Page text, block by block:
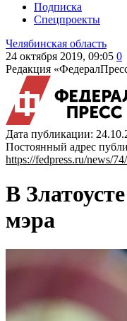
Подписка
Спецпроекты
Челябинская область
24 октября 2019, 09:05 0
Редакция
Дата публикации:
Постоянный адрес
https://fedpress.ru/news/
В
мэра